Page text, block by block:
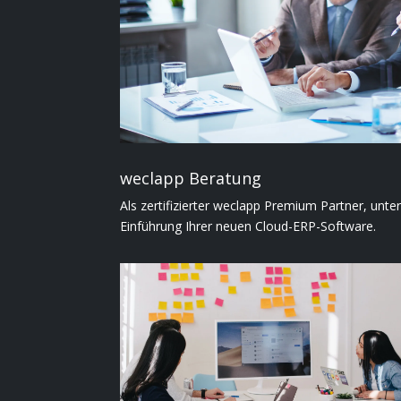
weclapp Beratung
Als zertifizierter weclapp Premium Partner,
Einführung Ihrer neuen Cloud-ERP-Software.